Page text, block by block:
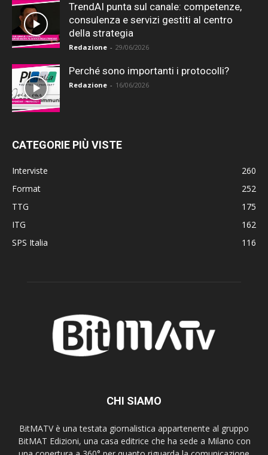
TrendAI punta sul canale: competenze,
consulenza e servizi gestiti al centro
della strategia
Redazione - 29/06/2026
Perché sono importanti i protocolli?
Redazione - 16/06/2026
CATEGORIE PIÙ VISTE
Interviste
260
Format
252
TTG
175
ITG
162
SPS Italia
116
CHI SIAMO
BitMATV è una testata giornalistica appartenente al gruppo
BitMAT Edizioni, una casa editrice che ha sede a Milano con